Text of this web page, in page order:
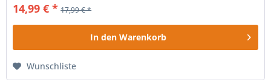
14,99 € * 17,99 € *
In den Warenkorb
Wunschliste